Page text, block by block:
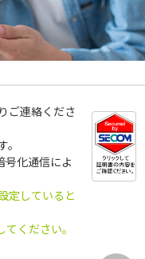
ご連絡くださ
号化通信によ
定していると
ください。